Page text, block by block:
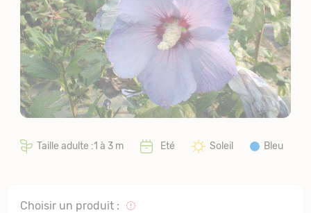
Taille adulte :1 à 3 m Eté Soleil Bleu
Choisir un produit :